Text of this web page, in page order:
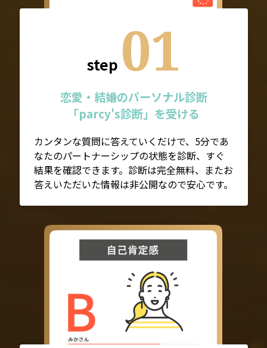
step 01
恋愛・結婚のパーソナル診断
「parcy's診断」を受ける
カンタンな質問に答えていくだけで、5分であ
なたのパートナーシップの状態を診断、すぐ
結果を確認できます。診断は完全無料、またお
答えいただいた情報は非公開なので安心です。